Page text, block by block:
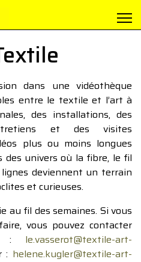
dans une vidéothèque
entre le textile et l’art à
des installations, des
et des visites
plus ou moins longues
des univers où la fibre, le fil
deviennent un terrain
et curieuses.
au fil des semaines. Si vous
vous pouvez contacter
: le.vasserot@textile-art-
: helene.kugler@textile-art-